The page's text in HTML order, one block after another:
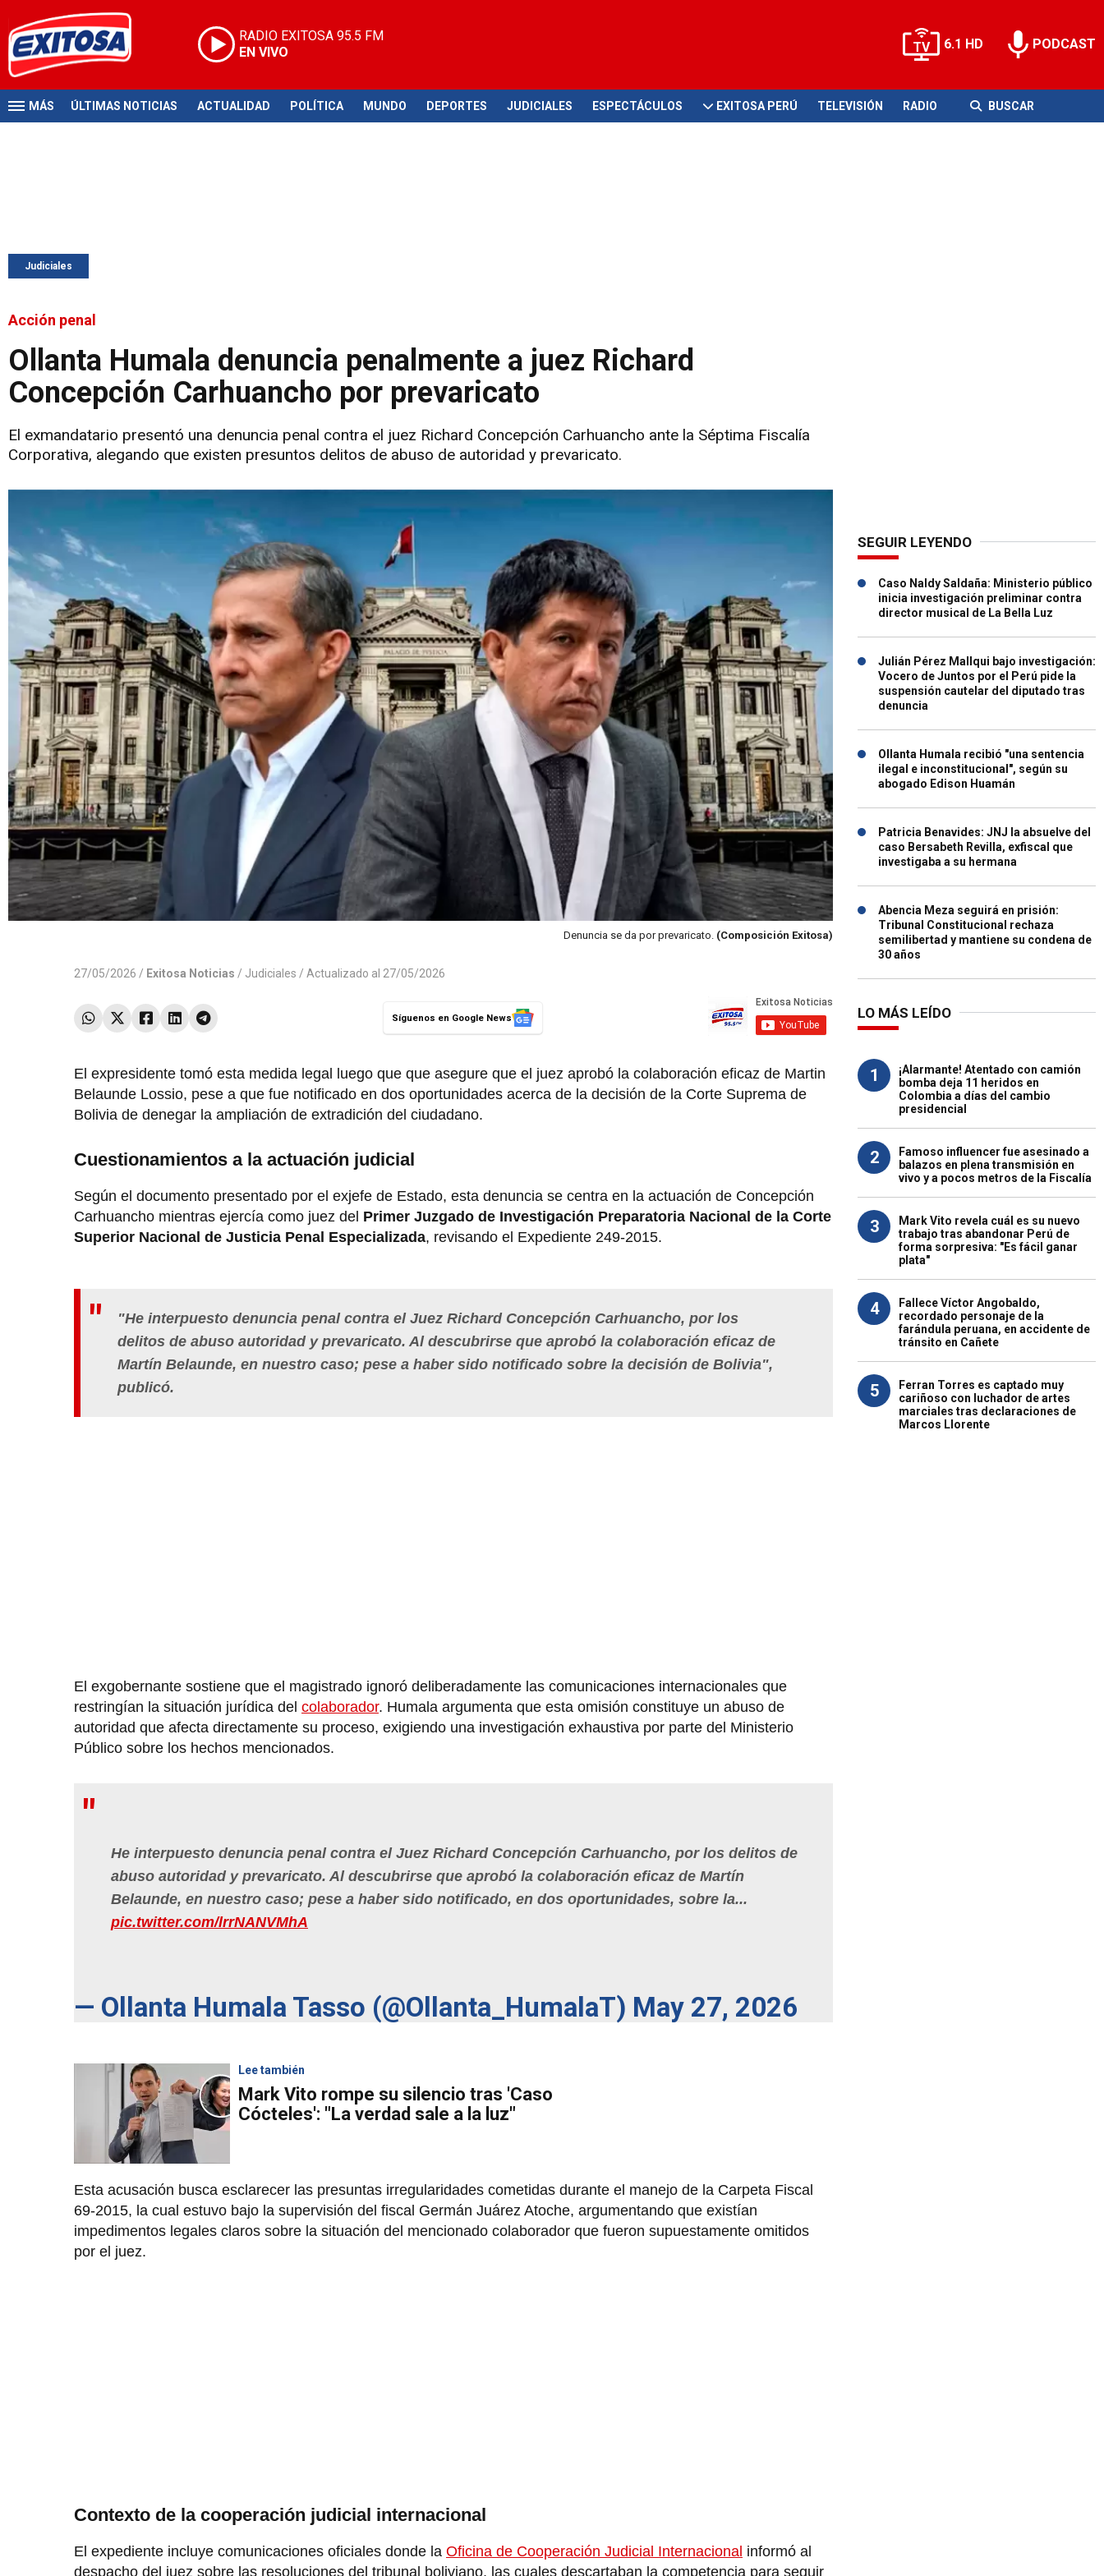
RADIO EXITOSA 95.5 FM
EN VIVO
6.1 HD PODCAST
MÁS ÚLTIMAS NOTICIAS ACTUALIDAD POLÍTICA MUNDO DEPORTES JUDICIALES ESPECTÁCULOS EXITOSA PERÚ TELEVISIÓN RADIO BUSCAR
Judiciales
Acción penal
Ollanta Humala denuncia penalmente a juez Richard
Concepción Carhuancho por prevaricato
El exmandatario presentó una denuncia penal contra el juez Richard Concepción Carhuancho ante la Séptima Fiscalía
Corporativa, alegando que existen presuntos delitos de abuso de autoridad y prevaricato.
Denuncia se da por prevaricato. (Composición Exitosa)
27/05/2026 / Exitosa Noticias / Judiciales / Actualizado al 27/05/2026
Síguenos en Google News
El expresidente tomó esta medida legal luego que que asegure que el juez aprobó la colaboración eficaz de Martin
Belaunde Lossio, pese a que fue notificado en dos oportunidades acerca de la decisión de la Corte Suprema de
Bolivia de denegar la ampliación de extradición del ciudadano.
Cuestionamientos a la actuación judicial
Según el documento presentado por el exjefe de Estado, esta denuncia se centra en la actuación de Concepción
Carhuancho mientras ejercía como juez del Primer Juzgado de Investigación Preparatoria Nacional de la Corte
Superior Nacional de Justicia Penal Especializada, revisando el Expediente 249-2015.
"He interpuesto denuncia penal contra el Juez Richard Concepción Carhuancho, por los
delitos de abuso autoridad y prevaricato. Al descubrirse que aprobó la colaboración eficaz de
Martín Belaunde, en nuestro caso; pese a haber sido notificado sobre la decisión de Bolivia",
publicó.
El exgobernante sostiene que el magistrado ignoró deliberadamente las comunicaciones internacionales que
restringían la situación jurídica del colaborador. Humala argumenta que esta omisión constituye un abuso de
autoridad que afecta directamente su proceso, exigiendo una investigación exhaustiva por parte del Ministerio
Público sobre los hechos mencionados.
He interpuesto denuncia penal contra el Juez Richard Concepción Carhuancho, por los delitos de
abuso autoridad y prevaricato. Al descubrirse que aprobó la colaboración eficaz de Martín
Belaunde, en nuestro caso; pese a haber sido notificado, en dos oportunidades, sobre la...
pic.twitter.com/lrrNANVMhA
— Ollanta Humala Tasso (@Ollanta_HumalaT) May 27, 2026
Lee también
Mark Vito rompe su silencio tras 'Caso
Cócteles': "La verdad sale a la luz"
Esta acusación busca esclarecer las presuntas irregularidades cometidas durante el manejo de la Carpeta Fiscal
69-2015, la cual estuvo bajo la supervisión del fiscal Germán Juárez Atoche, argumentando que existían
impedimentos legales claros sobre la situación del mencionado colaborador que fueron supuestamente omitidos
por el juez.
Contexto de la cooperación judicial internacional
El expediente incluye comunicaciones oficiales donde la Oficina de Cooperación Judicial Internacional informó al
despacho del juez sobre las resoluciones del tribunal boliviano, las cuales descartaban la competencia para seguir
SEGUIR LEYENDO
Caso Naldy Saldaña: Ministerio público
inicia investigación preliminar contra
director musical de La Bella Luz
Julián Pérez Mallqui bajo investigación:
Vocero de Juntos por el Perú pide la
suspensión cautelar del diputado tras
denuncia
Ollanta Humala recibió "una sentencia
ilegal e inconstitucional", según su
abogado Edison Huamán
Patricia Benavides: JNJ la absuelve del
caso Bersabeth Revilla, exfiscal que
investigaba a su hermana
Abencia Meza seguirá en prisión:
Tribunal Constitucional rechaza
semilibertad y mantiene su condena de
30 años
LO MÁS LEÍDO
1
¡Alarmante! Atentado con camión
bomba deja 11 heridos en
Colombia a días del cambio
presidencial
2
Famoso influencer fue asesinado a
balazos en plena transmisión en
vivo y a pocos metros de la Fiscalía
3
Mark Vito revela cuál es su nuevo
trabajo tras abandonar Perú de
forma sorpresiva: "Es fácil ganar
plata"
4
Fallece Víctor Angobaldo,
recordado personaje de la
farándula peruana, en accidente de
tránsito en Cañete
5
Ferran Torres es captado muy
cariñoso con luchador de artes
marciales tras declaraciones de
Marcos Llorente